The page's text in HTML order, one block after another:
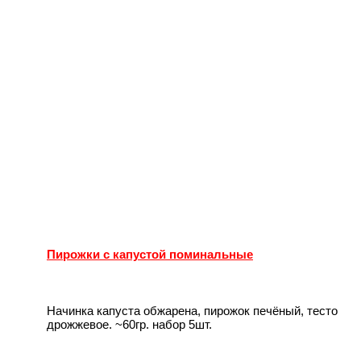
Пирожки с капустой поминальные
Начинка капуста обжарена, пирожок печёный, тесто
дрожжевое. ~60гр. набор 5шт.